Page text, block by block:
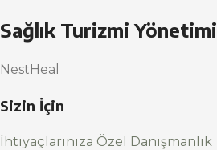
Sağlık Turizmi Yönetimi
NestHeal
Sizin İçin
İhtiyaçlarınıza Özel Danışmanlık